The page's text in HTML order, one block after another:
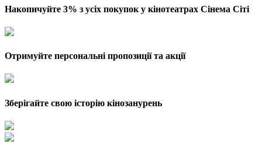
Накопичуйте 3% з усіх покупок у кінотеатрах Сінема Сіті
Отримуйте персональні пропозиції та акції
Зберігайте свою історію кінозанурень